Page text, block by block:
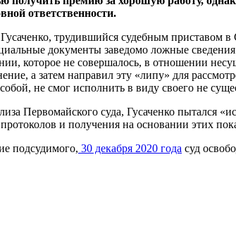
ответственности.
трудившийся судебным приставом
документы заведомо ложные
которое не совершалось, в отношении
а затем направил эту «липу» для
не смог исполнить в виду своего не
Первомайского суда, Гусаченко
и получения на основании этих
подсудимого, 30 декабря 2020 года суд